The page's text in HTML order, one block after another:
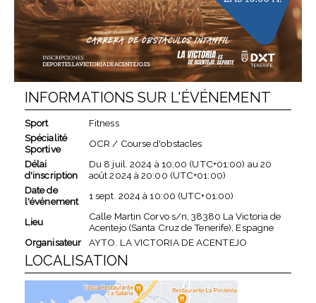
INFORMATIONS SUR L'ÉVÉNEMENT
Sport
Fitness
Spécialité
Sportive
OCR / Course d'obstacles
Délai
d'inscription
Du 8 juil. 2024 à 10:00 (UTC+01:00) au 20
août 2024à20:00 (UTC+01:00)
Date de
l'événement
1 sept. 2024à10:00 (UTC+01:00)
Lieu
Calle Martin Corvo s/n, 38380 La Victoria de
Acentejo (Santa Cruz de Tenerife), Espagne
Organisateur
AYTO. LA VICTORIA DE ACENTEJO
LOCALISATION